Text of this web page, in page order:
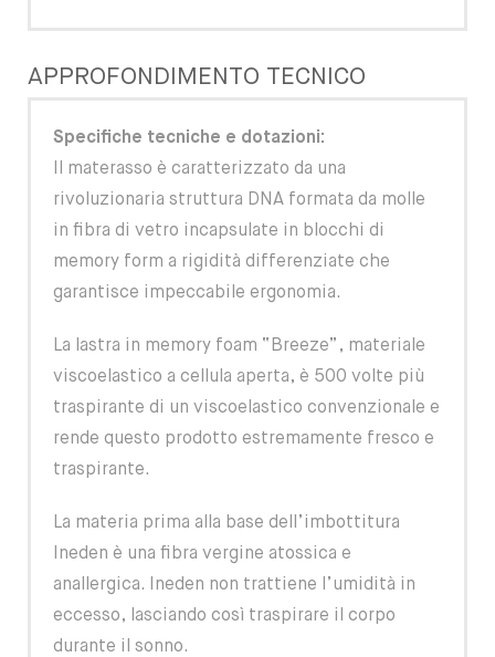
APPROFONDIMENTO TECNICO
Specifiche tecniche e dotazioni:
Il materasso è caratterizzato da una
rivoluzionaria struttura DNA formata da molle
in fibra di vetro incapsulate in blocchi di
memory form a rigidità differenziate che
garantisce impeccabile ergonomia.
La lastra in memory foam “Breeze”, materiale
viscoelastico a cellula aperta, è 500 volte più
traspirante di un viscoelastico convenzionale e
rende questo prodotto estremamente fresco e
traspirante.
La materia prima alla base dell’imbottitura
Ineden è una fibra vergine atossica e
anallergica. Ineden non trattiene l’umidità in
eccesso, lasciando così traspirare il corpo
durante il sonno.